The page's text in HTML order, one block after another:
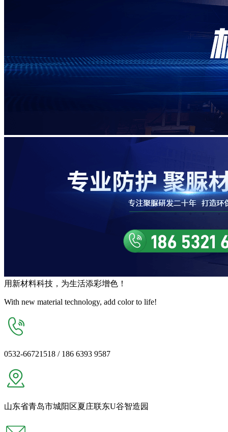
用 新材料科技，为生活添彩增色 ！
With new material technology, add color to life!
0532-66721518 / 186 6393 9587
山东省青岛市城阳区夏庄联东U谷智造园